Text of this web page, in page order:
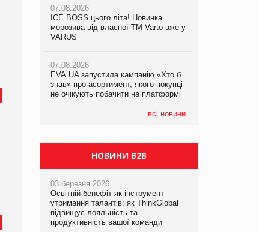
07.08.2026
ICE BOSS цього літа! Новинка
морозива від власної ТМ Varto вже у
VARUS
07.08.2026
EVA.UA запустила кампанію «Хто б
знав» про асортимент, якого покупці
не очікують побачити на платформі
всі новини
06.08.2026
Смачна новинка для хвостатих: у
VARUS з’явилися паучі Varto Paw
05.08.2026
Мережа супермаркетів VARUS купує
мережу магазинів формату
компанія налічуватиме 374 магазини
07.08.2026
Франція заборонила рекламні дзвінки
НОВИНИ B2B
03 березня 2026
Освітній бенефіт як інструмент
утримання талантів: як ThinkGlobal
підвищує лояльність та
продуктивність вашої команди